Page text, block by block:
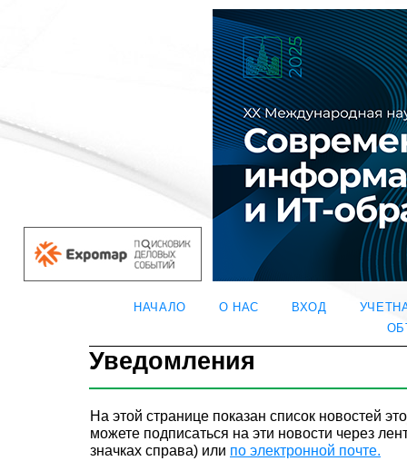
НАЧАЛО О НАС ВХОД
Уведомления
На этой странице показан список новостей
можете подписаться на эти новости через
значках справа) или по электронной почте.